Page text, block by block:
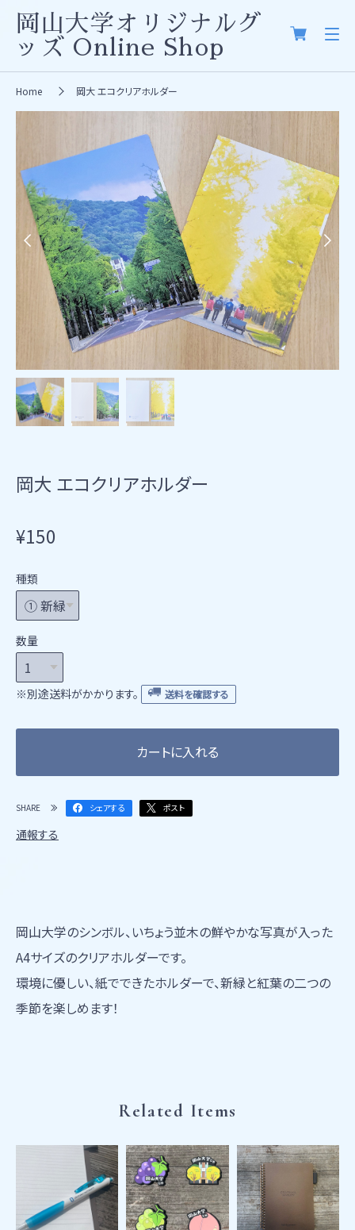
岡山大学オリジナルグ
ッズ Online Shop
Home 岡大 エコクリアホルダー
岡大 エコクリアホルダー
¥150
種類
数量
※別途送料がかかります。 送料を確認する
カートに入れる
SHARE シェアする ポスト
通報する
岡山大学のシンボル、いちょう並木の鮮やかな写真が入った
A4サイズのクリアホルダーです。
環境に優しい、紙でできたホルダーで、新緑と紅葉の二つの
季節を楽しめます！
Related Items